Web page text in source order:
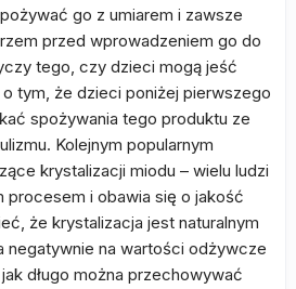
go z umiarem i zawsze
przed wprowadzeniem go do
tego, czy dzieci mogą jeść
tym, że dzieci poniżej pierwszego
spożywania tego produktu ze
Kolejnym popularnym
krystalizacji miodu – wielu ludzi
procesem i obawia się o jakość
że krystalizacja jest naturalnym
negatywnie na wartości odżywcze
długo można przechowywać